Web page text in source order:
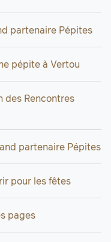
partenaire Pépites
pépite à Vertou
des Rencontres
partenaire Pépites
pour les fêtes
pages